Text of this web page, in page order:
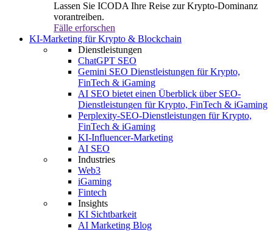
Lassen Sie ICODA Ihre Reise zur Krypto-Dominanz
vorantreiben.
Fälle erforschen
KI-Marketing für Krypto & Blockchain
Dienstleistungen
ChatGPT SEO
Gemini SEO Dienstleistungen für Krypto,
FinTech & iGaming
AI SEO bietet einen Überblick über SEO-
Dienstleistungen für Krypto, FinTech & iGaming
Perplexity-SEO-Dienstleistungen für Krypto,
FinTech & iGaming
KI-Influencer-Marketing
AI SEO
Industries
Web3
iGaming
Fintech
Insights
KI Sichtbarkeit
AI Marketing Blog